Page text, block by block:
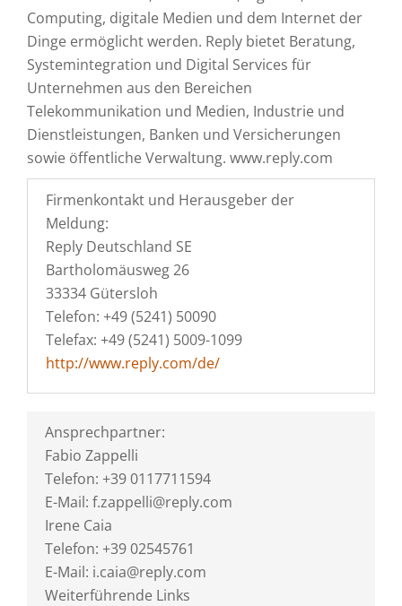
Computing, digitale Medien und dem Internet der
Dinge ermöglicht werden. Reply bietet Beratung,
Systemintegration und Digital Services für
Unternehmen aus den Bereichen
Telekommunikation und Medien, Industrie und
Dienstleistungen, Banken und Versicherungen
sowie öffentliche Verwaltung. www.reply.com
Firmenkontakt und Herausgeber der
Meldung:
Reply Deutschland SE
Bartholomäusweg 26
33334 Gütersloh
Telefon: +49 (5241) 50090
Telefax: +49 (5241) 5009-1099
http://www.reply.com/de/
Ansprechpartner:
Fabio Zappelli
Telefon: +39 0117711594
E-Mail: f.zappelli@reply.com
Irene Caia
Telefon: +39 02545761
E-Mail: i.caia@reply.com
Weiterführende Links